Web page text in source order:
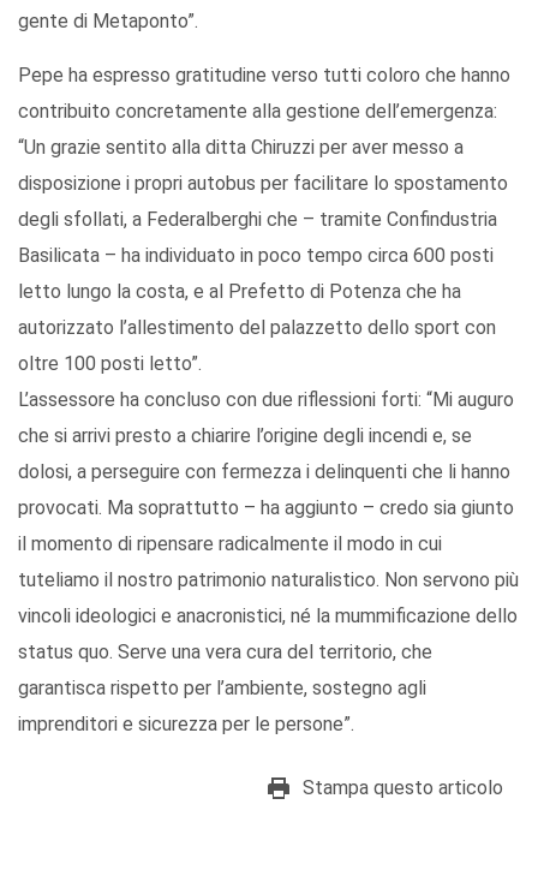
gente di Metaponto”.
Pepe ha espresso gratitudine verso tutti coloro che hanno
contribuito concretamente alla gestione dell’emergenza:
“Un grazie sentito alla ditta Chiruzzi per aver messo a
disposizione i propri autobus per facilitare lo spostamento
degli sfollati, a Federalberghi che – tramite Confindustria
Basilicata – ha individuato in poco tempo circa 600 posti
letto lungo la costa, e al Prefetto di Potenza che ha
autorizzato l’allestimento del palazzetto dello sport con
oltre 100 posti letto”.
L’assessore ha concluso con due riflessioni forti: “Mi auguro
che si arrivi presto a chiarire l’origine degli incendi e, se
dolosi, a perseguire con fermezza i delinquenti che li hanno
provocati. Ma soprattutto – ha aggiunto – credo sia giunto
il momento di ripensare radicalmente il modo in cui
tuteliamo il nostro patrimonio naturalistico. Non servono più
vincoli ideologici e anacronistici, né la mummificazione dello
status quo. Serve una vera cura del territorio, che
garantisca rispetto per l’ambiente, sostegno agli
imprenditori e sicurezza per le persone”.
Stampa questo articolo